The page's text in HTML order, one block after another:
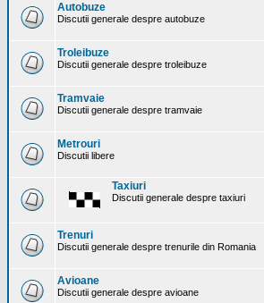
Autobuze
Discutii generale despre autobuze
Troleibuze
Discutii generale despre troleibuze
Tramvaie
Discutii generale despre tramvaie
Metrouri
Discutii libere
Taxiuri
Discutii generale despre taxiuri
Trenuri
Discutii generale despre trenurile din Romania
Avioane
Discutii generale despre avioane